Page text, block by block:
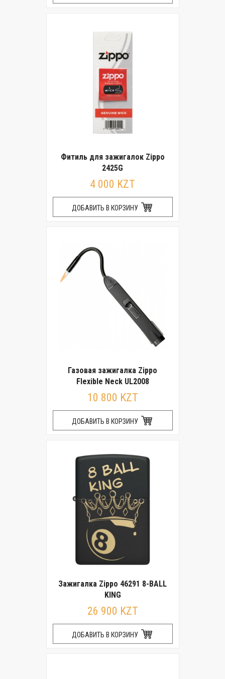
Фитиль для зажигалок Zippo
2425G
4 000 KZT
ДОБАВИТЬ В КОРЗИНУ
Газовая зажигалка Zippo
Flexible Neck UL2008
10 800 KZT
ДОБАВИТЬ В КОРЗИНУ
Зажигалка Zippo 46291 8-BALL
KING
26 900 KZT
ДОБАВИТЬ В КОРЗИНУ